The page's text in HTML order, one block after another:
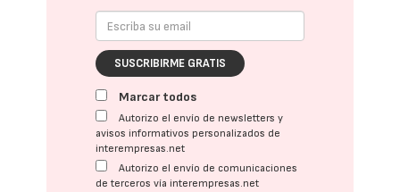
SUSCRIBIRME GRATIS
Marcar todos
Autorizo el envío de newsletters y
avisos informativos personalizados de
interempresas.net
Autorizo el envío de comunicaciones
de terceros vía interempresas.net